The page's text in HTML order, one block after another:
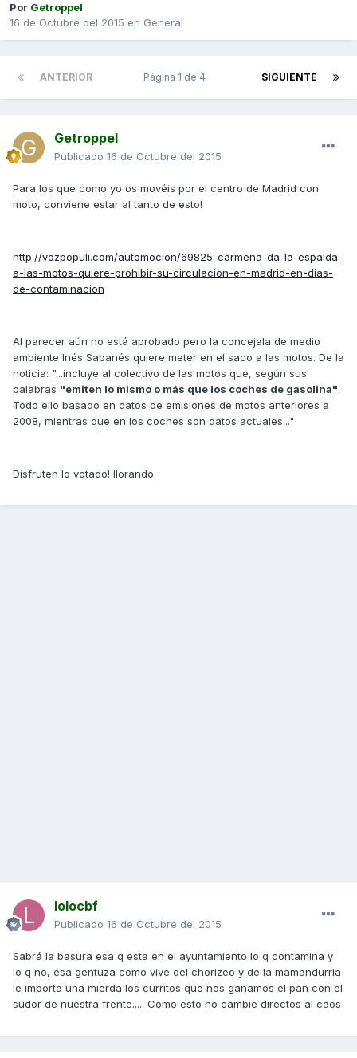
Por Getroppel
16 de Octubre del 2015 en General
ANTERIOR SIGUIENTE
Página 1 de 4
Getroppel
Publicado 16 de Octubre del 2015
Para los que como yo os movéis por el centro de Madrid con
moto, conviene estar al tanto de esto!
http://vozpopuli.com/automocion/69825-carmena-da-la-espalda-
a-las-motos-quiere-prohibir-su-circulacion-en-madrid-en-dias-
de-contaminacion
Al parecer aún no está aprobado pero la concejala de medio
ambiente Inés Sabanés quiere meter en el saco a las motos. De la
noticia: "...incluye al colectivo de las motos que, según sus
palabras "emiten lo mismo o más que los coches de gasolina".
Todo ello basado en datos de emisiones de motos anteriores a
2008, mientras que en los coches son datos actuales..."
Disfruten lo votado! llorando_
lolocbf
Publicado 16 de Octubre del 2015
Sabrá la basura esa q esta en el ayuntamiento lo q contamina y
lo q no, esa gentuza como vive del chorizeo y de la mamandurria
le importa una mierda los curritos que nos ganamos el pan con el
sudor de nuestra frente..... Como esto no cambie directos al caos